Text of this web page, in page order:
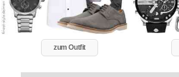
zum Outfit